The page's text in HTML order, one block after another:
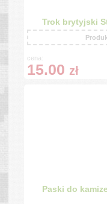
Trok brytyjski
cena:
15.00 zł
Paski do